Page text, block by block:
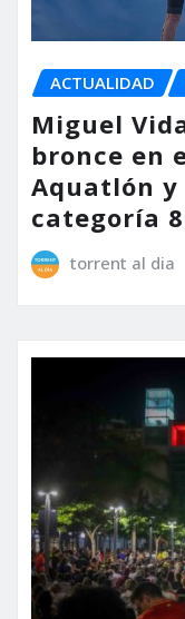
ACTUALIDAD
Miguel
bronce en
Aquatlón
categoría
torrent al dia